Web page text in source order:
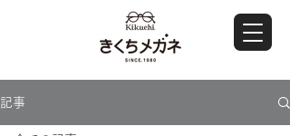
記事